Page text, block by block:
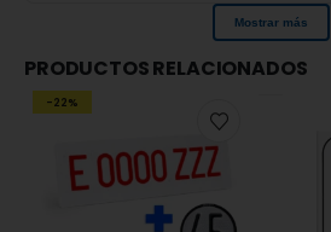
PRODUCTOS RELACIONADOS